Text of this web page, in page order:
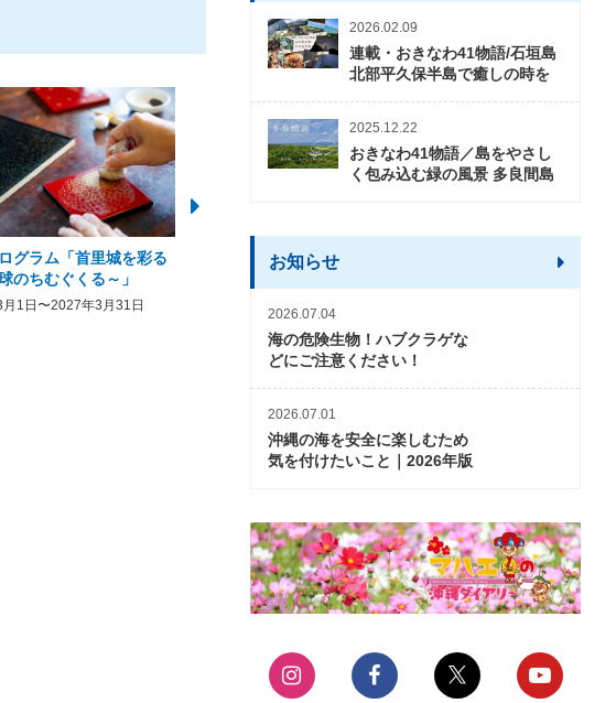
グラム「首里城を彩る
のちむぐくる～」
1日〜2027年3月31日
2026年度 かりゆしビーチ営業
2026年3月5日〜2026年10月31日
【期間限定】オーシャ
2026.02.09
連載・おきなわ41物語/石垣島
北部平久保半島で癒しの時を
2025.12.22
おきなわ41物語／島をやさし
く包み込む緑の風景 多良間島
お知らせ
2026.07.04
海の危険生物！ハブクラゲな
どにご注意ください！
2026.07.01
沖縄の海を安全に楽しむため
気を付けたいこと｜2026年版